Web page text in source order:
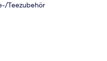
Teezubehör